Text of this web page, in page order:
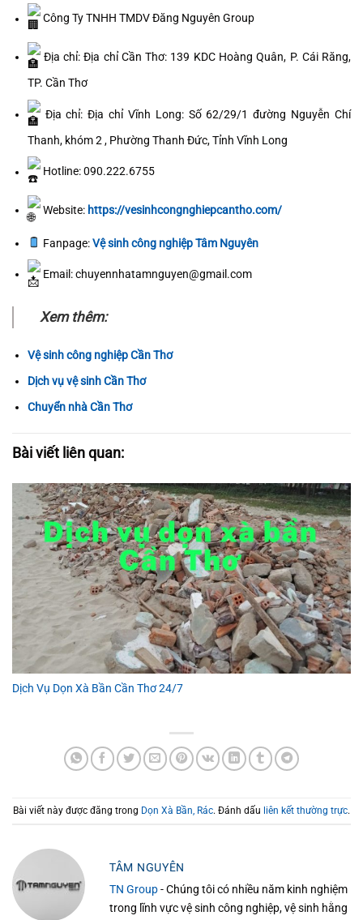
Công Ty TNHH TMDV Đăng Nguyên Group
Địa chỉ:Địa chỉ Cần Thơ: 139 KDC Hoàng Quân, P. Cái Răng,
TP. Cần Thơ
Địa chỉ:Địa chỉ Vĩnh Long: Số 62/29/1 đường Nguyễn Chí
Thanh, khóm 2 , Phường Thanh Đức, Tỉnh Vĩnh Long
Hotline: 090.222.6755
Website: https://vesinhcongnghiepcantho.com/
Fanpage:Vệ sinh công nghiệp Tâm Nguyên
Email: chuyennhatamnguyen@gmail.com
Xem thêm:
Vệ sinh công nghiệp Cần Thơ
Dịch vụ vệ sinh Cần Thơ
Chuyển nhà Cần Thơ
Bài viết liên quan:
Dịch Vụ Dọn Xà Bần Cần Thơ 24/7
Bài viết này được đăng trong Dọn Xà Bần, Rác. Đánh dấu liên kết thường trực.
TÂM NGUYÊN
TN Group- Chúng tôi có nhiều năm kinh nghiệm
trong lĩnh vực vệ sinh công nghiệp, vệ sinh hằng